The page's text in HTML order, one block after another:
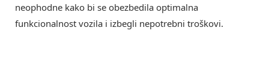
neophodne kako bi se obezbedila optimalna
funkcionalnost vozila i izbegli nepotrebni troškovi.